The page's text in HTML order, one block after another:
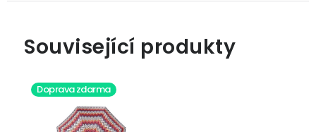
Související produkty
Doprava zdarma